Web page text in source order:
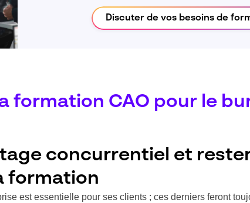
Discuter de vos besoins de
formation CAO pour le
concurrentiel et
formation
est essentielle pour ses clients ; ces derniers feront